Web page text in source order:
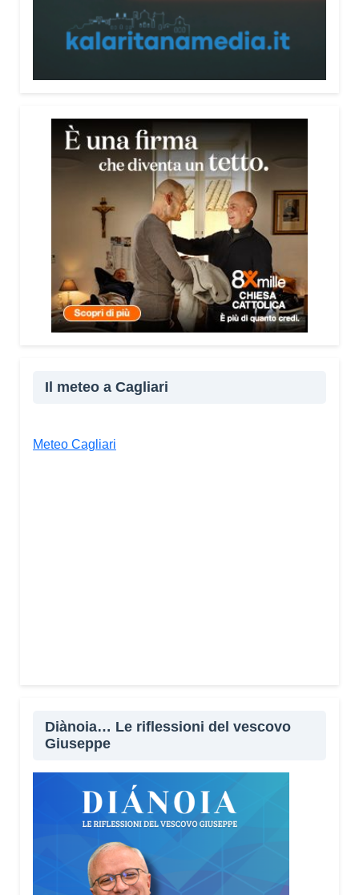
Il meteo a Cagliari
Meteo Cagliari
Diànoia… Le riflessioni del vescovo
Giuseppe